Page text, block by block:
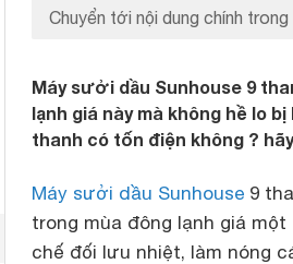
Chuyển tới nội dung chính trong
Máy sưởi dầu Sunhouse 9
lạnh giá này mà không hề lo
thanh có tốn điện không ?
Máy sưởi dầu Sunhouse 9
trong mùa đông lạnh giá
chế đối lưu nhiệt, làm nóng